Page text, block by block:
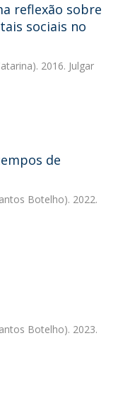
reflexão sobre
sociais no
2016. Julgar
de
Botelho). 2022.
Botelho). 2023.